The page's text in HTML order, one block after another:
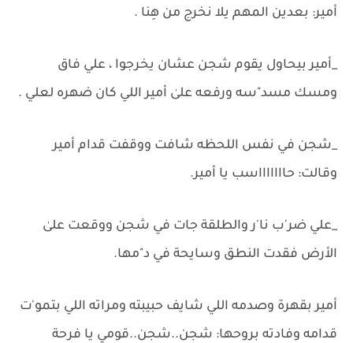
أمير: بعدين المهم يلا نخرج من هِنا .
_أمير بيحاول يقوم شجن عشان يخرجوا ، علي فاق
ومسك مسد"سه ورفعه علىٰ أمير اللي كان ضهره لعلي .
_شجن في نفس اللحظه شافت ووقفت قدام أمير
وقالت: حاااااااسب يا أمير.
_علي ضر'ب نا'ر والطلقة جات في شجن ووقعت علىٰ
الأرض فقدت النطق وسايحة في د"مها.
أمير بقهرة وصدمه اللي شايف حبيبته ومراته اللي بتمو'ت
قدامه وفادته بروحها: شجن..شجن..قومي يا فرحة